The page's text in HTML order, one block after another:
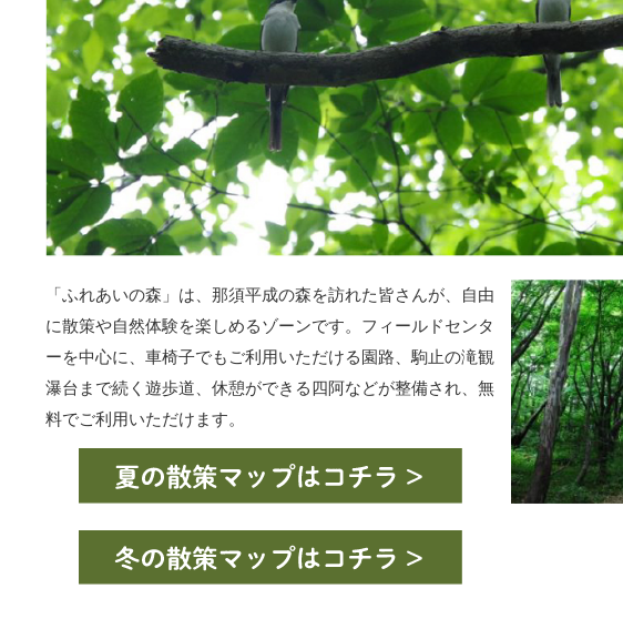
「ふれあいの森」は、那須平成の森を訪れた皆さんが、自由
に散策や自然体験を楽しめるゾーンです。フィールドセンタ
ーを中心に、車椅子でもご利用いただける園路、駒止の滝観
瀑台まで続く遊歩道、休憩ができる四阿などが整備され、無
料でご利用いただけます。